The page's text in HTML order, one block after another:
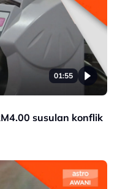
01:55
susulan konflik